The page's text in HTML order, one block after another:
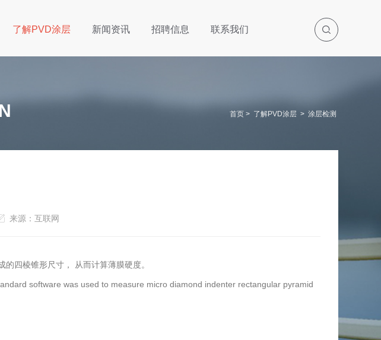
了解PVD涂层 新闻资讯 招聘信息 联系我们
首页 > 了解PVD涂层 > 涂层检测
来源：互联网
四棱锥形尺寸， 从而计算薄膜硬度。
software was used to measure micro diamond indenter rectangular pyramid